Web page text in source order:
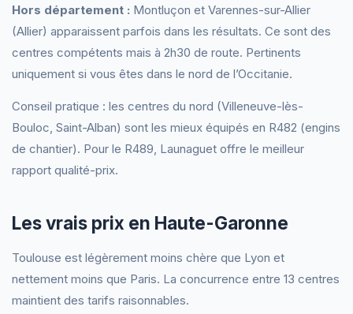
Hors département : Montluçon et Varennes-sur-Allier
(Allier) apparaissent parfois dans les résultats. Ce sont des
centres compétents mais à 2h30 de route. Pertinents
uniquement si vous êtes dans le nord de l’Occitanie.
Conseil pratique : les centres du nord (Villeneuve-lès-
Bouloc, Saint-Alban) sont les mieux équipés en R482 (engins
de chantier). Pour le R489, Launaguet offre le meilleur
rapport qualité-prix.
Les vrais prix en Haute-Garonne
Toulouse est légèrement moins chère que Lyon et
nettement moins que Paris. La concurrence entre 13 centres
maintient des tarifs raisonnables.